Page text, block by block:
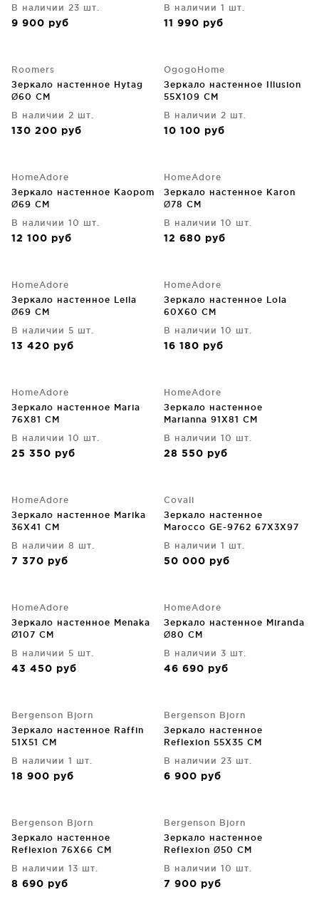
В наличии 23 шт.
9 900 руб
В наличии 1 шт.
11 990 руб
Roomers
Зеркало настенное Hytag
Ø60 CM
В наличии 2 шт.
130 200 руб
OgogoHome
Зеркало настенное Illusion
55X109 CM
В наличии 2 шт.
10 100 руб
HomeAdore
Зеркало настенное Kaopom
Ø69 CM
В наличии 10 шт.
12 100 руб
HomeAdore
Зеркало настенное Karon
Ø78 CM
В наличии 10 шт.
12 680 руб
HomeAdore
Зеркало настенное Leila
Ø69 CM
В наличии 5 шт.
13 420 руб
HomeAdore
Зеркало настенное Lola
60X60 CM
В наличии 10 шт.
16 180 руб
HomeAdore
Зеркало настенное Maria
76X81 CM
В наличии 10 шт.
25 350 руб
HomeAdore
Зеркало настенное
Marianna 91X81 CM
В наличии 10 шт.
28 550 руб
HomeAdore
Зеркало настенное Marika
36X41 CM
В наличии 8 шт.
7 370 руб
Covali
Зеркало настенное
Marocco GE-9762 67X3X97
В наличии 1 шт.
50 000 руб
HomeAdore
Зеркало настенное Menaka
Ø107 CM
В наличии 5 шт.
43 450 руб
HomeAdore
Зеркало настенное Miranda
Ø80 CM
В наличии 3 шт.
46 690 руб
Bergenson Bjorn
Зеркало настенное Raffin
51X51 CM
В наличии 1 шт.
18 900 руб
Bergenson Bjorn
Зеркало настенное
Reflexion 55X35 CM
В наличии 23 шт.
6 900 руб
Bergenson Bjorn
Зеркало настенное
Reflexion 76X66 CM
В наличии 13 шт.
8 690 руб
Bergenson Bjorn
Зеркало настенное
Reflexion Ø50 CM
В наличии 10 шт.
7 900 руб